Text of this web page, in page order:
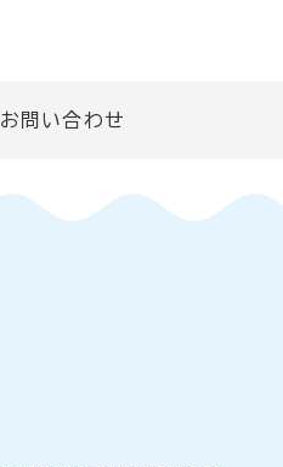
お問い合わせ